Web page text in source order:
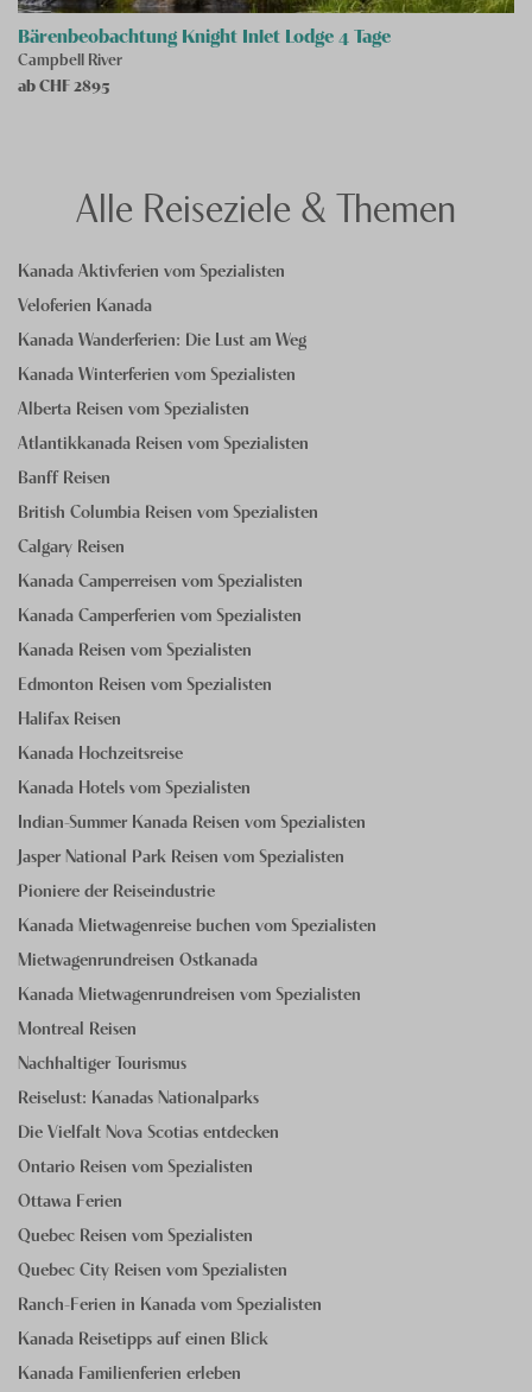
Bärenbeobachtung Knight Inlet Lodge 4 Tage
Campbell River
ab CHF 2895
Alle Reiseziele & Themen
Kanada Aktivferien vom Spezialisten
Veloferien Kanada
Kanada Wanderferien: Die Lust am Weg
Kanada Winterferien vom Spezialisten
Alberta Reisen vom Spezialisten
Atlantikkanada Reisen vom Spezialisten
Banff Reisen
British Columbia Reisen vom Spezialisten
Calgary Reisen
Kanada Camperreisen vom Spezialisten
Kanada Camperferien vom Spezialisten
Kanada Reisen vom Spezialisten
Edmonton Reisen vom Spezialisten
Halifax Reisen
Kanada Hochzeitsreise
Kanada Hotels vom Spezialisten
Indian-Summer Kanada Reisen vom Spezialisten
Jasper National Park Reisen vom Spezialisten
Pioniere der Reiseindustrie
Kanada Mietwagenreise buchen vom Spezialisten
Mietwagenrundreisen Ostkanada
Kanada Mietwagenrundreisen vom Spezialisten
Montreal Reisen
Nachhaltiger Tourismus
Reiselust: Kanadas Nationalparks
Die Vielfalt Nova Scotias entdecken
Ontario Reisen vom Spezialisten
Ottawa Ferien
Quebec Reisen vom Spezialisten
Quebec City Reisen vom Spezialisten
Ranch-Ferien in Kanada vom Spezialisten
Kanada Reisetipps auf einen Blick
Kanada Familienferien erleben